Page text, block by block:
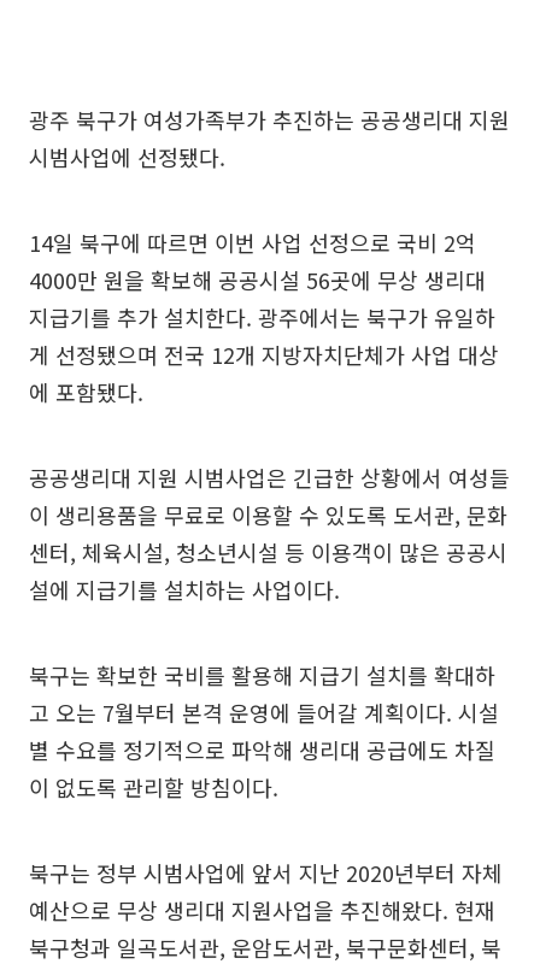
광주 북구가 여성가족부가 추진하는 공공생리대 지원
시범사업에 선정됐다.
14일 북구에 따르면 이번 사업 선정으로 국비 2억
4000만 원을 확보해 공공시설 56곳에 무상 생리대
지급기를 추가 설치한다. 광주에서는 북구가 유일하
게 선정됐으며 전국 12개 지방자치단체가 사업 대상
에 포함됐다.
공공생리대 지원 시범사업은 긴급한 상황에서 여성들
이 생리용품을 무료로 이용할 수 있도록 도서관, 문화
센터, 체육시설, 청소년시설 등 이용객이 많은 공공시
설에 지급기를 설치하는 사업이다.
북구는 확보한 국비를 활용해 지급기 설치를 확대하
고 오는 7월부터 본격 운영에 들어갈 계획이다. 시설
별 수요를 정기적으로 파악해 생리대 공급에도 차질
이 없도록 관리할 방침이다.
북구는 정부 시범사업에 앞서 지난 2020년부터 자체
예산으로 무상 생리대 지원사업을 추진해왔다. 현재
북구청과 일곡도서관, 운암도서관, 북구문화센터, 북